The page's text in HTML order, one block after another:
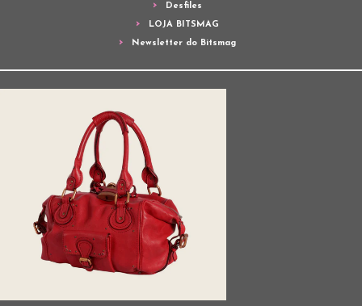
Desfiles
LOJA BITSMAG
Newsletter do Bitsmag